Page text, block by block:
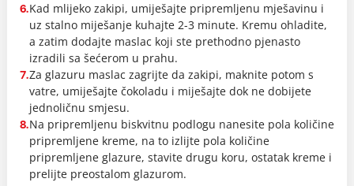
6.Kad mlijeko zakipi, umiješajte pripremljenu mješavinu i
uz stalno miješanje kuhajte 2-3 minute. Kremu ohladite,
a zatim dodajte maslac koji ste prethodno pjenasto
izradili sa šećerom u prahu.
7.Za glazuru maslac zagrijte da zakipi, maknite potom s
vatre, umiješajte čokoladu i miješajte dok ne dobijete
jednoličnu smjesu.
8.Na pripremljenu biskvitnu podlogu nanesite pola količine
pripremljene kreme, na to izlijte pola količine
pripremljene glazure, stavite drugu koru, ostatak kreme i
prelijte preostalom glazurom.